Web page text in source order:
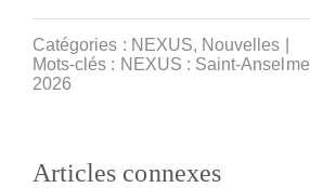
Catégories : NEXUS, Nouvelles
Mots-clés : NEXUS : Saint-Anselme
2026
Articles connexes